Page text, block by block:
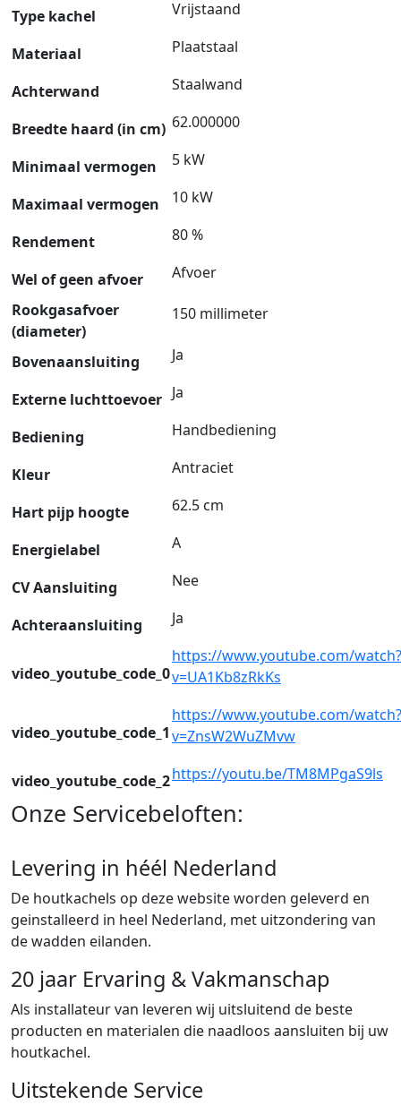
Type kachel Vrijstaand
Materiaal Plaatstaal
Achterwand Staalwand
Breedte haard (in cm) 62.000000
Minimaal vermogen 5 kW
Maximaal vermogen 10 kW
Rendement 80 %
Wel of geen afvoer
Afvoer
Rookgasafvoer
(diameter)
150 millimeter
Bovenaansluiting Ja
Externe luchttoevoer Ja
Bediening Handbediening
Kleur Antraciet
Hart pijp hoogte 62.5 cm
Energielabel A
CV Aansluiting Nee
Achteraansluiting Ja
video_youtube_code_0
https://www.youtube.com/watch?
v=UA1Kb8zRkKs
video_youtube_code_1
https://www.youtube.com/watch?
v=ZnsW2WuZMvw
video_youtube_code_2https://youtu.be/TM8MPgaS9ls
Onze Servicebeloften:
Levering in héél Nederland
De houtkachels op deze website worden geleverd en
geinstalleerd in heel Nederland, met uitzondering van
de wadden eilanden.
20 jaar Ervaring & Vakmanschap
Als installateur van leveren wij uitsluitend de beste
producten en materialen die naadloos aansluiten bij uw
houtkachel.
Uitstekende Service